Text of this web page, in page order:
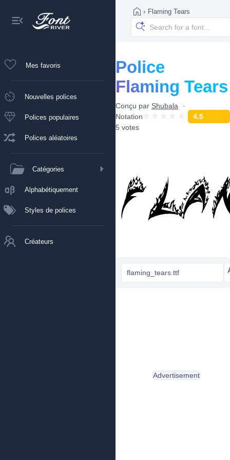
Mes favoris
Nouvelles polices
Polices populaires
Polices aléatoires
Catégories
Alphabétiquement
Styles de polices
Créateurs
› Flaming Tears
Police
Flaming Tears
Conçu par Shubala
Notation
4.5
5 votes
flaming_tears.ttf
Advertisement